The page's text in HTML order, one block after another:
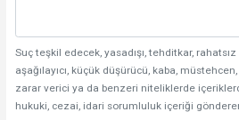
Suç teşkil edecek, yasadışı, tehditkar,
aşağılayıcı, küçük düşürücü, kaba,
zarar verici ya da benzeri niteliklerde
hukuki, cezai, idari sorumluluk içeriği